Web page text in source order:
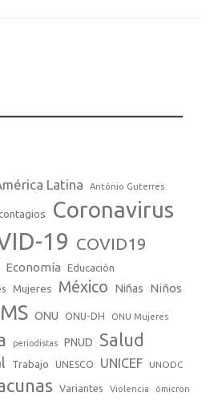
Latina António Guterres
Coronavirus
19 COVID19
Economía Educación
Mujeres México Niñas Niños
ONU ONU-DH ONU Mujeres
periodistas PNUD Salud
Trabajo UNESCO UNICEF UNODC
Variantes Violencia ómicron